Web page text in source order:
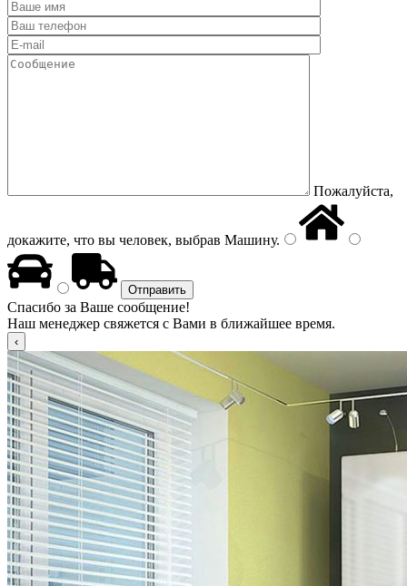
Пожалуйста,
докажите, что вы человек, выбрав Машину.
Спасибо за Ваше сообщение!
Наш менеджер свяжется с Вами в ближайшее время.